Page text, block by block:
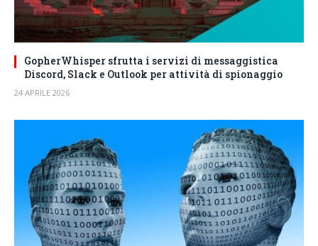
GopherWhisper sfrutta i servizi di messaggistica
Discord, Slack e Outlook per attività di spionaggio
24 APRILE 2026